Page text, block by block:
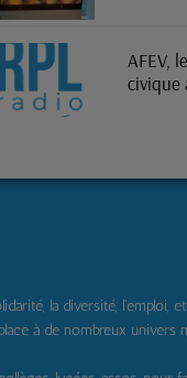
AFEV,
civique
la diversité, l'emploi,
à de nombreux univers